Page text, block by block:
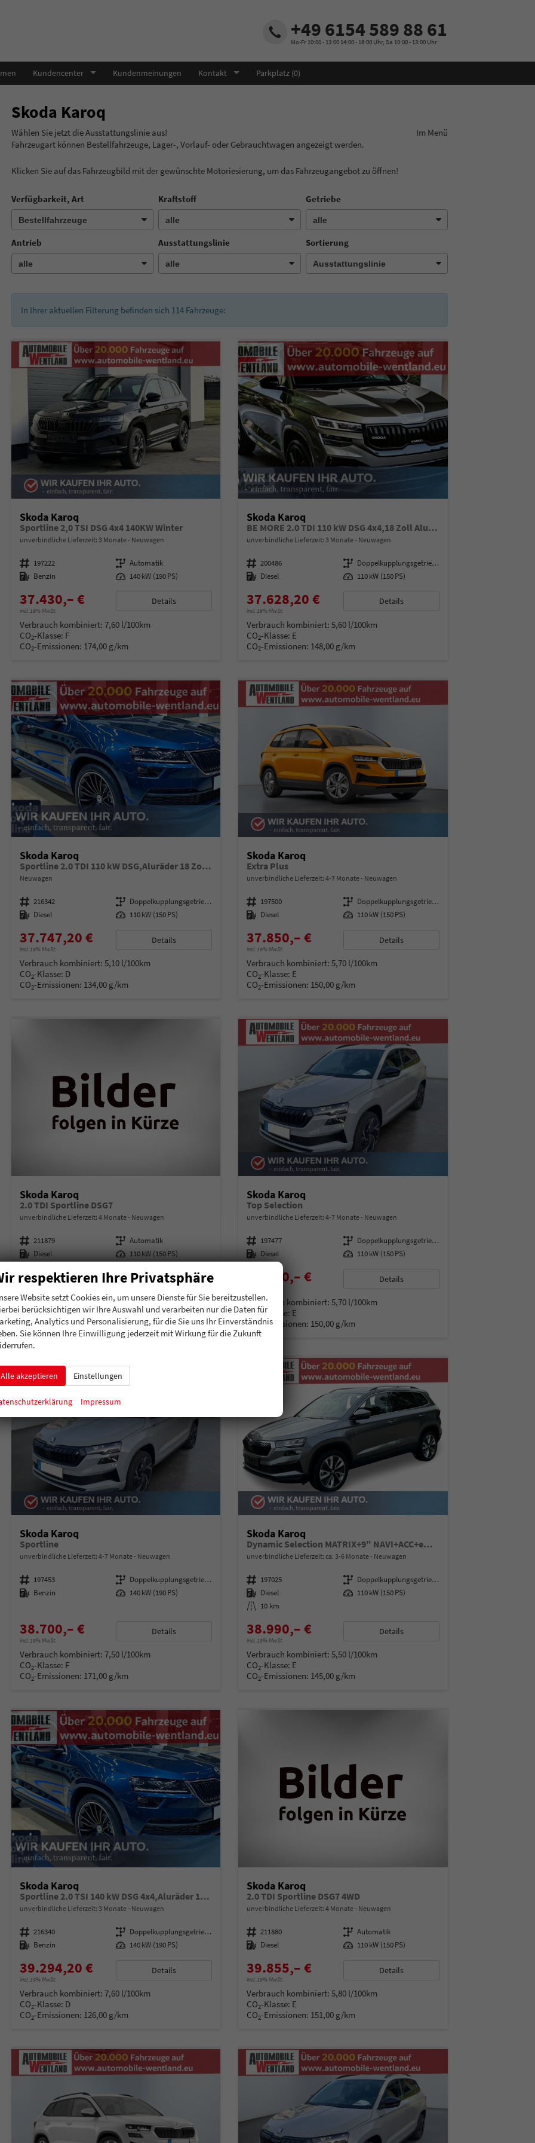
+49 6154 589 88 61
Mo-Fr 10:00 - 13:00 14:00 - 18:00 Uhr, Sa 10:00 - 13:00 Uhr
Kundencenter Kundenmeinungen Kontakt Parkplatz (0)
Skoda Karoq
Wählen Sie jetzt die Ausstattungslinie aus! Im Menü
Fahrzeugart können Bestellfahrzeuge, Lager-, Vorlauf- oder Gebrauchtwagen angezeigt werden.
Klicken Sie auf das Fahrzeugbild mit der gewünschte Motoriesierung, um das Fahrzeugangebot zu öffnen!
Verfügbarkeit, Art Kraftstoff Getriebe
Antrieb Ausstattungslinie Sortierung
In Ihrer aktuellen Filterung befinden sich 114Fahrzeuge:
Skoda Karoq
Sportline 2,0 TSI DSG 4x4 140KW Winter
unverbindliche Lieferzeit: 3 Monate Neuwagen
Fahrzeugnummer 197222 Getriebe Automatik
Kraftstoff Benzin Leistung 140 kW (190 PS)
37.430,– €
incl. 19% MwSt.
Details
Verbrauch kombiniert: 7,60 l/100km
CO2-Klasse: F
CO2-Emissionen: 174,00 g/km
Skoda Karoq
BE MORE 2.0 TDI 110 kW DSG 4x4,18 Zoll Alufelgen, Reserverad, Rückkamera, Kessy Full, PDC 4+H, Klimaautomatik, Licht & Sicht Paket, Metallfarbe, Heckspoiler, Sun Set, Ambiente Light, LED, 4 Jahre Garantie
unverbindliche Lieferzeit:3 Monate Neuwagen
Fahrzeugnummer 200486 Getriebe
Doppelkupplungsgetriebe (DSG)
Kraftstoff Diesel Leistung 110 kW (150 PS)
37.628,20 €
incl. 19% MwSt.
Details
Verbrauch kombiniert:5,60 l/100km
CO2-Klasse: E
CO2-Emissionen: 148,00 g/km
Skoda Karoq
Sportline 2.0 TDI 110 kW DSG,Aluräder 18 Zoll schwarz, Sonderfarbe Stahlgrau,Phone Box, Klimaauromatik,LED MATRIX, dynamische Blinkleuchten,Drive Mode Seledct, Kessy Full, Navigation, Sun Set,Rückkamera, PDC,LED , 4J. Grantie, Virt. Cockpit
Neuwagen
Fahrzeugnummer 216342 Getriebe
Doppelkupplungsgetriebe (DSG)
Kraftstoff Diesel Leistung 110 kW (150 PS)
37.747,20 €
incl. 19% MwSt.
Details
Verbrauch kombiniert: 5,10 l/100km
CO2-Klasse: D
CO2-Emissionen: 134,00 g/km
Skoda Karoq
Extra Plus
unverbindliche Lieferzeit: 4-7 Monate Neuwagen
Fahrzeugnummer 197500 Getriebe
Doppelkupplungsgetriebe (DSG)
Kraftstoff Diesel Leistung 110 kW (150 PS)
37.850,– €
incl. 19% MwSt.
Details
Verbrauch kombiniert:5,70 l/100km
CO2-Klasse: E
CO2-Emissionen: 150,00 g/km
Skoda Karoq
2.0 TDI Sportline DSG7
unverbindliche Lieferzeit: 4 Monate Neuwagen
Fahrzeugnummer 211879 Getriebe Automatik
Kraftstoff Diesel Leistung 110 kW (150 PS)
38.085,– € Details
Verbrauch kombiniert:5,10 l/100km
CO -Klasse:D
CO2 -Emissionen:133,00 g/km
Skoda Karoq
Top Selection
unverbindliche Lieferzeit: 4-7 Monate Neuwagen
Fahrzeugnummer 197477 Getriebe
Doppelkupplungsgetriebe (DSG)
Kraftstoff Diesel Leistung 110 kW (150 PS)
38.100,– € Details
Verbrauch kombiniert:5,70 l/100km
CO -Klasse: E
CO2-Emissionen: 150,00 g/km
Skoda Karoq
Sportline
unverbindliche Lieferzeit: 4-7 Monate Neuwagen
Fahrzeugnummer 197453 Getriebe
Doppelkupplungsgetriebe (DSG)
Kraftstoff Benzin Leistung 140 kW (190 PS)
38.700,– €
incl. 19% MwSt.
Details
Verbrauch kombiniert: 7,50 l/100km
CO2-Klasse: F
CO2-Emissionen: 171,00 g/km
Skoda Karoq
Dynamic Selection MATRIX+9" NAVI+ACC+eHK+KAMERA+SHZ+18" ALU
unverbindliche Lieferzeit: ca. 3-6 Monate Neuwagen
Fahrzeugnummer 197025 Getriebe
Doppelkupplungsgetriebe (DSG)
Kraftstoff Diesel Leistung 110 kW (150 PS)
Kilometerstand 10 km
38.990,– €
incl. 19% MwSt.
Details
Verbrauch kombiniert:5,50 l/100km
CO2-Klasse: E
CO2-Emissionen: 145,00 g/km
Skoda Karoq
Sportline 2.0 TSI 140 kW DSG 4x4,Aluräder 18 Zoll schwarz, Sonderfarbe Stahlgrau,Phone Box, Klimaauromatik,LED MATRIX, dynamische Blinkleuchten,Drive Mode Seledct, Kessy Full, Navigation, Sun Set,Rückkamera, PDC,LED , 4J. Grantie, Virt. Cockpit
unverbindliche Lieferzeit: 3 Monate Neuwagen
Fahrzeugnummer 216340 Getriebe
Doppelkupplungsgetriebe (DSG)
Kraftstoff Benzin Leistung 140 kW (190 PS)
39.294,20 €
incl. 19% MwSt.
Details
Verbrauch kombiniert: 7,60 l/100km
CO2-Klasse: D
CO2-Emissionen: 126,00 g/km
Skoda Karoq
2.0 TDI Sportline DSG7 4WD
unverbindliche Lieferzeit:4 Monate Neuwagen
Fahrzeugnummer 211880 Getriebe Automatik
Kraftstoff Diesel Leistung 110 kW (150 PS)
39.855,– €
incl. 19% MwSt.
Details
Verbrauch kombiniert:5,80 l/100km
CO2-Klasse: E
CO2-Emissionen: 151,00 g/km
respektieren Ihre Privatsphäre
Website setzt Cookies ein, um unsere Dienste für Sie bereitzustellen.
berücksichtigen wir Ihre Auswahl und verarbeiten nur die Daten für
Analytics und Personalisierung, für die Sie uns Ihr Einverständnis
Sie können Ihre Einwilligung jederzeit mit Wirkung für die Zukunft
Alle akzeptieren Einstellungen
Impressum